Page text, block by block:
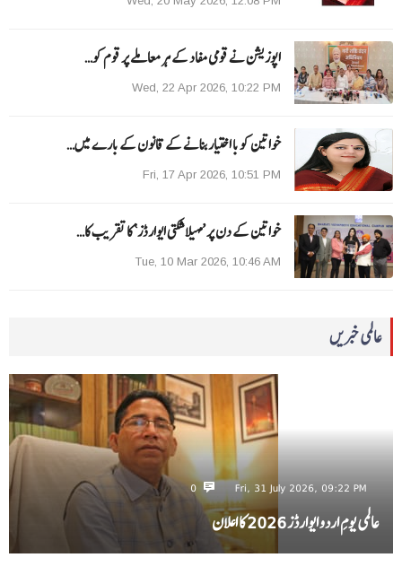
اپوزیشن نے قومی مفاد کے ہر معاملے پر قوم کو…
Wed, 22 Apr 2026, 10:22 PM
خواتین کو با اختیار بنانے کے قانون کے بارے میں…
Fri, 17 Apr 2026, 10:51 PM
خواتین کے دن پر ’مہیلا شکتی ایوارڈز‘ کا تقریب کا…
Tue, 10 Mar 2026, 10:46 AM
عالمی خبریں
Fri, 31 July 2026, 09:22 PM
0
عالمی یومِ اردو ایوارڈز 2026 کا اعلان